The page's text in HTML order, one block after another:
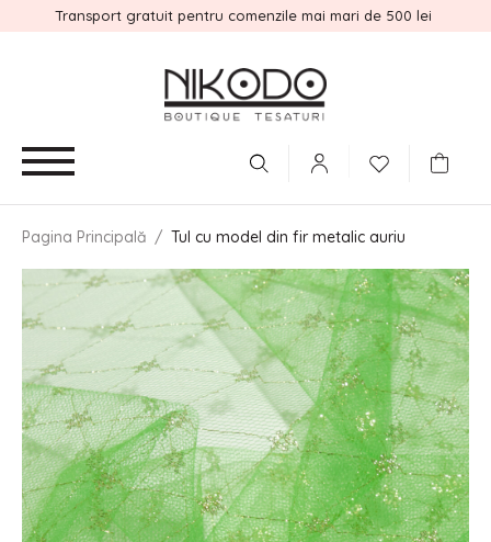
Transport gratuit pentru comenzile mai mari de 500 lei
Pagina Principală / Tul cu model din fir metalic auriu